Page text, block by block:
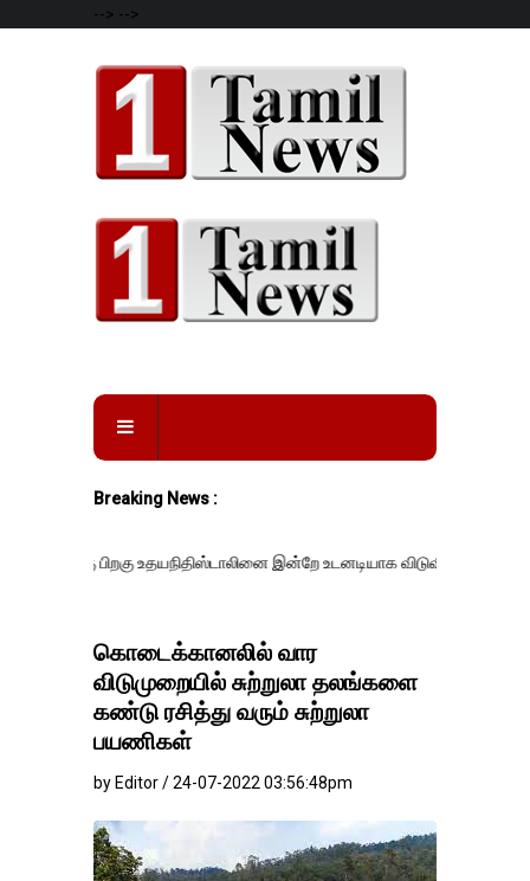
--> -->
Breaking News :
உதயநிதிஸ்டாலினை இன்றே உடனடியாக விடுவிக்கப்பட வேண்.
கொடைக்கானலில் வார
விடுமுறையில் சுற்றுலா தலங்களை
கண்டு ரசித்து வரும் சுற்றுலா
பயணிகள்
by Editor / 24-07-2022 03:56:48pm